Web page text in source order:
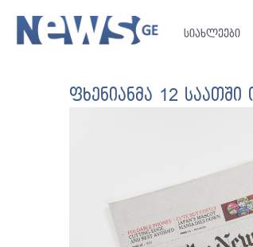
სიახლეები
ფხენიანმა 12